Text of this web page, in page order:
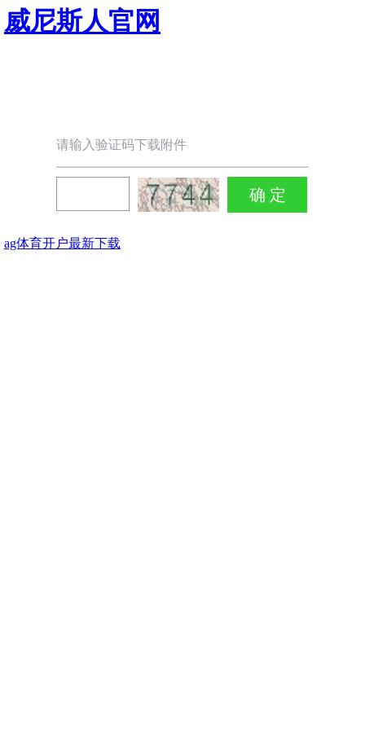
威尼斯人官网
请输入验证码下载附件
ag体育开户最新下载